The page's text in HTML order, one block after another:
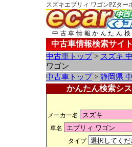
スズキエブリィ ワゴンPZター
中古車情報かんたん検
中古車情報検索サイ
中古車トップ> スズキ
ワゴン
中古車トップ> 静岡県
かんたん検索シ
メーカー名
車名
タイプ